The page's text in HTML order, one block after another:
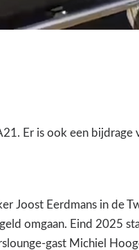
Er is ook een bijdrage
Joost Eerdmans in de
omgaan. Eind 2025
gast Michiel